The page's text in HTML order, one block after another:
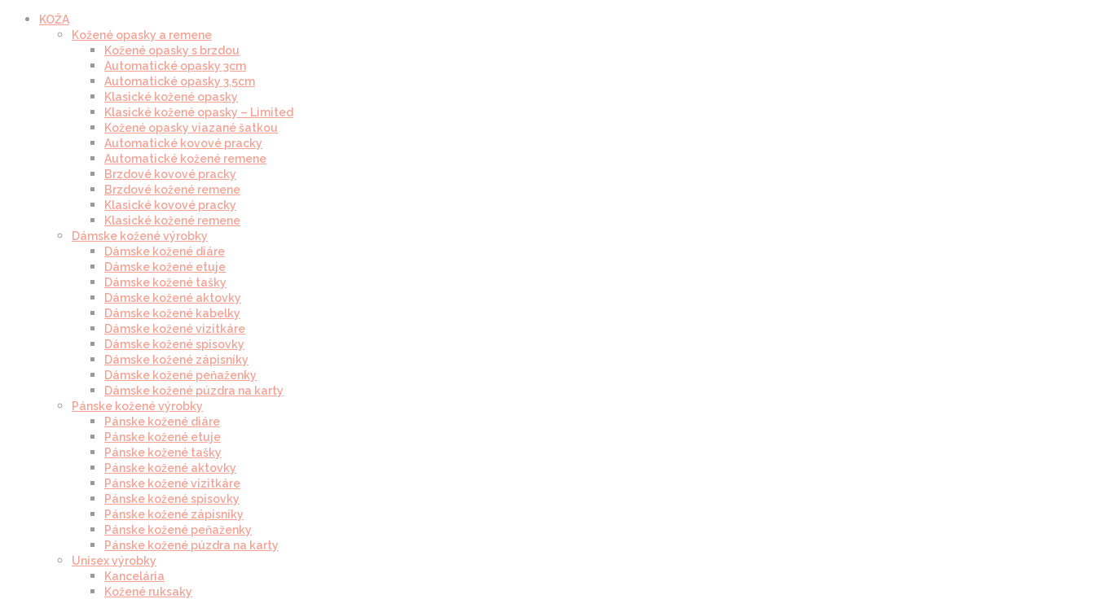
KOŽA
Kožené opasky a remene
Kožené opasky s brzdou
Automatické opasky 3cm
Automatické opasky 3.5cm
Klasické kožené opasky
Klasické kožené opasky – Limited
Kožené opasky viazané šatkou
Automatické kovové pracky
Automatické kožené remene
Brzdové kovové pracky
Brzdové kožené remene
Klasické kovové pracky
Klasické kožené remene
Dámske kožené výrobky
Dámske kožené diáre
Dámske kožené etuje
Dámske kožené tašky
Dámske kožené aktovky
Dámske kožené kabelky
Dámske kožené vizitkáre
Dámske kožené spisovky
Dámske kožené zápisníky
Dámske kožené peňaženky
Dámske kožené púzdra na karty
Pánske kožené výrobky
Pánske kožené diáre
Pánske kožené etuje
Pánske kožené tašky
Pánske kožené aktovky
Pánske kožené vizitkáre
Pánske kožené spisovky
Pánske kožené zápisníky
Pánske kožené peňaženky
Pánske kožené púzdra na karty
Unisex výrobky
Kancelária
Kožené ruksaky